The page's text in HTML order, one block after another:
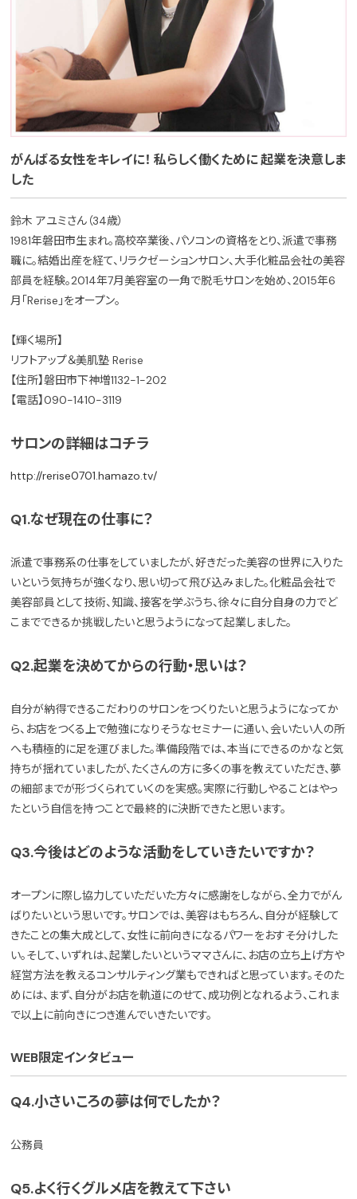
がんばる女性をキレイに！ 私らしく働くために 起業を決意しま
した
鈴木 アユミさん（34歳）
1981年磐田市生まれ。高校卒業後、パソコンの資格をとり、派遣で事務
職に。結婚出産を経て、リラクゼーションサロン、大手化粧品会社の美容
部員を経験。2014年7月美容室の一角で脱毛サロンを始め、2015年6
月「Rerise」をオープン。
【輝く場所】
リフトアップ＆美肌塾 Rerise
【住所】磐田市下神増1132-1-202
【電話】090-1410-3119
サロンの詳細はコチラ
http://rerise0701.hamazo.tv/
Q1.なぜ現在の仕事に？
派遣で事務系の仕事をしていましたが、好きだった美容の世界に入りた
いという気持ちが強くなり、思い切って飛び込みました。化粧品会社で
美容部員として技術、知識、接客を学ぶうち、徐々に自分自身の力でど
こまでできるか挑戦したいと思うようになって起業しました。
Q2.起業を決めてからの行動・思いは？
自分が納得できるこだわりのサロンをつくりたいと思うようになってか
ら、お店をつくる上で勉強になりそうなセミナーに通い、会いたい人の所
へも積極的に足を運びました。準備段階では、本当にできるのかなと気
持ちが揺れていましたが、たくさんの方に多くの事を教えていただき、夢
の細部までが形づくられていくのを実感。実際に行動しやることはやっ
たという自信を持つことで最終的に決断できたと思います。
Q3.今後はどのような活動をしていきたいですか？
オープンに際し協力していただいた方々に感謝をしながら、全力でがん
ばりたいという思いです。サロンでは、美容はもちろん、自分が経験して
きたことの集大成として、女性に前向きになるパワーをおすそ分けした
い。そして、いずれは、起業したいというママさんに、お店の立ち上げ方や
経営方法を教えるコンサルティング業もできればと思っています。そのた
めには、まず、自分がお店を軌道にのせて、成功例となれるよう、これま
で以上に前向きにつき進んでいきたいです。
WEB限定インタビュー
Q4.小さいころの夢は何でしたか？
公務員
Q5.よく行くグルメ店を教えて下さい